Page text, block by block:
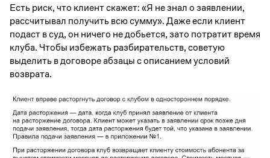
Есть риск, что клиент скажет: «Я не знал о заявлении,
рассчитывал получить всю сумму». Даже если клиент
подаст в суд, он ничего не добьется, зато потратит время
клуба. Чтобы избежать разбирательств, советую
выделить в договоре абзацы с описанием условий
возврата.